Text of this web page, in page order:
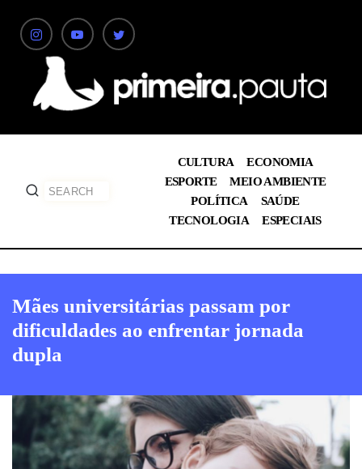
CULTURA
ECONOMIA
ESPORTE
MEIO AMBIENTE
POLÍTICA
SAÚDE
TECNOLOGIA
ESPECIAIS
Mães universitárias passam por
dificuldades ao enfrentar jornada
dupla